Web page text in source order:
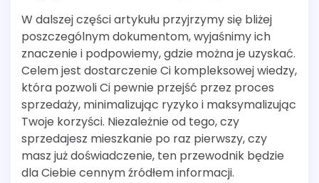
W dalszej części artykułu przyjrzymy się bliżej
poszczególnym dokumentom, wyjaśnimy ich
znaczenie i podpowiemy, gdzie można je uzyskać.
Celem jest dostarczenie Ci kompleksowej wiedzy,
która pozwoli Ci pewnie przejść przez proces
sprzedaży, minimalizując ryzyko i maksymalizując
Twoje korzyści. Niezależnie od tego, czy
sprzedajesz mieszkanie po raz pierwszy, czy
masz już doświadczenie, ten przewodnik będzie
dla Ciebie cennym źródłem informacji.